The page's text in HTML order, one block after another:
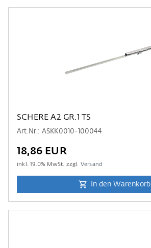
SCHERE A2 GR.1 TS
Art.Nr.: ASKK0010-100044
18,86 EUR
inkl.19.0% MwSt. zzgl. Versand
In den Warenkorb